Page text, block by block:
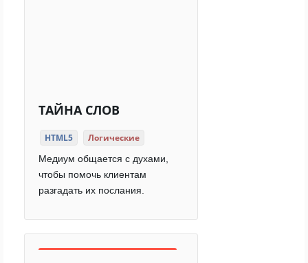
ТАЙНА СЛОВ
HTML5 Логические
Медиум общается с духами,
чтобы помочь клиентам
разгадать их послания.